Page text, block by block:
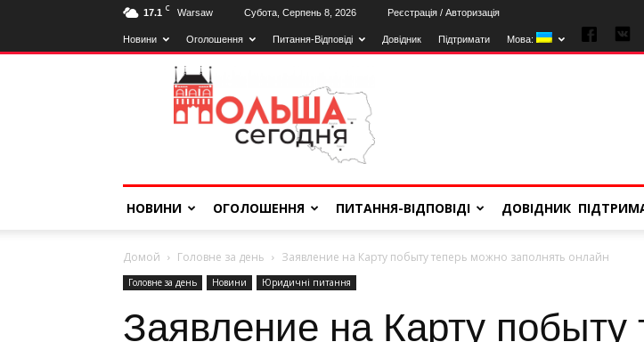
17.1 C Warsaw Субота, Серпень 8, 2026 Реєстрація / Авторизація
Новини Оголошення Питання-Відповіді Довідник Підтримати Мова:
Польща
Сьогодні
НОВИНИ ОГОЛОШЕННЯ ПИТАННЯ-ВІДПОВІДІ ДОВІДНИК
Домой Головне за день Заявление на Карту побыту теперь можно заполнять онлайн
Головне за день Новини Юридичні питання
Заявление на Карту